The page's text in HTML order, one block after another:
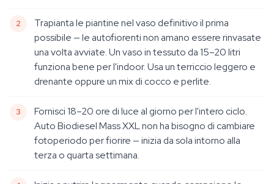
Trapianta le piantine nel vaso definitivo il prima
possibile — le autofiorenti non amano essere rinvasate
una volta avviate. Un vaso in tessuto da 15–20 litri
funziona bene per l'indoor. Usa un terriccio leggero e
drenante oppure un mix di cocco e perlite.
Fornisci 18–20 ore di luce al giorno per l'intero ciclo.
Auto Biodiesel Mass XXL non ha bisogno di cambiare
fotoperiodo per fiorire — inizia da sola intorno alla
terza o quarta settimana.